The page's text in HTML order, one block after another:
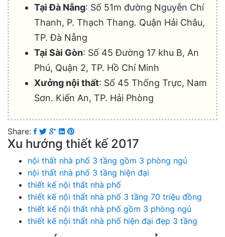
Tại Đà Nẵng: Số 51m đường Nguyễn Chí
Thanh, P. Thạch Thang. Quận Hải Châu,
TP. Đà Nẵng
Tại Sài Gòn: Số 45 Đường 17 khu B, An
Phú, Quận 2, TP. Hồ Chí Minh
Xưởng nội thất: Số 45 Thống Trực, Nam
Sơn. Kiến An, TP. Hải Phòng
Share:
Xu hướng thiết kế 2017
nội thất nhà phố 3 tầng gồm 3 phòng ngủ
nội thất nhà phố 3 tầng hiện đại
thiết kế nội thất nhà phố
thiết kế nội thất nhà phố 3 tầng 70 triệu đồng
thiết kế nội thất nhà phố gồm 3 phòng ngủ
thiết kế nội thất nhà phố hiện đại đẹp 3 tầng